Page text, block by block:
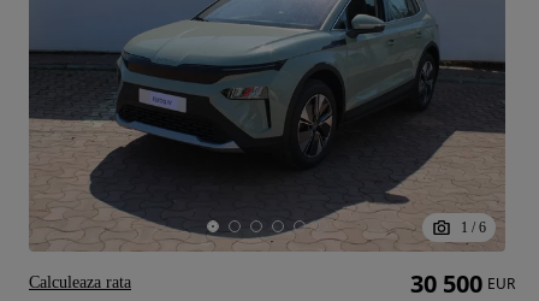
1 / 6
30 500 EUR
Calculeaza rata